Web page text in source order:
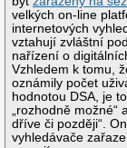
velkých on-line
internetových
vztahují zvláštní
nařízení o
Vzhledem k tomu,
oznámily počet
hodnotou DSA, je
„rozhodně možné“
dříve či později“.
vyhledávače